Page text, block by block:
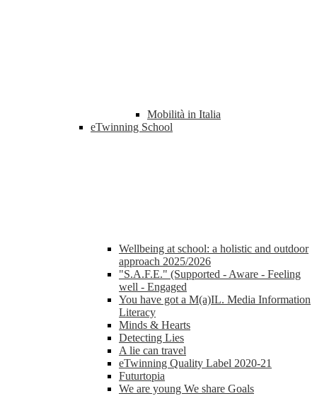
Mobilità in Italia
eTwinning School
Wellbeing at school: a holistic and outdoor
approach 2025/2026
"S.A.F.E." (Supported - Aware - Feeling
well - Engaged
You have got a M(a)IL. Media Information
Literacy
Minds & Hearts
Detecting Lies
A lie can travel
eTwinning Quality Label 2020-21
Futurtopia
We are young We share Goals